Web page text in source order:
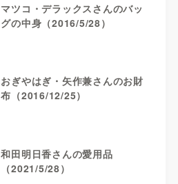
マツコ・デラックスさんのバッ
グの中身（2016/5/28）
おぎやはぎ・矢作兼さんのお財
布（2016/12/25）
和田明日香さんの愛用品
（2021/5/28）